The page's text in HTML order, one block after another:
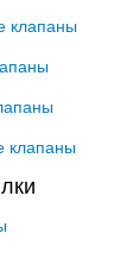
клапаны
клапаны